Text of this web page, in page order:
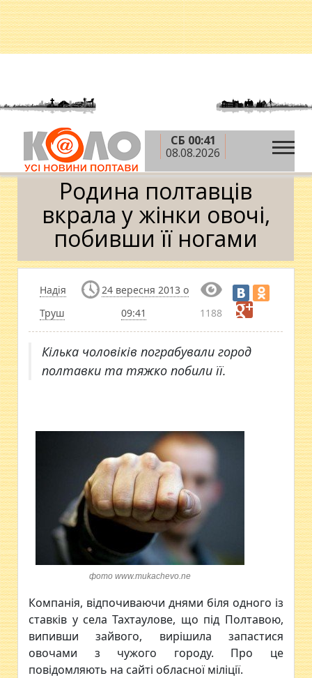
СБ 00:41
08.08.2026
Головна » Новини » Ситуація »Родина
полтавців вкрала у жінки овочі, побивши її ногами
Родина полтавців
вкрала у жінки овочі,
побивши її ногами
Надія
Труш
24 вересня 2013 о
09:41
1188
Кілька чоловіків пограбували город
полтавки та тяжко побили її.
фото www.mukachevo.ne
Компанія, відпочиваючи днями біля одного із
ставків у села Тахтаулове, що під Полтавою,
випивши зайвого, вирішила запастися
овочами з чужого городу. Про це
повідомляють на сайті обласної міліції.